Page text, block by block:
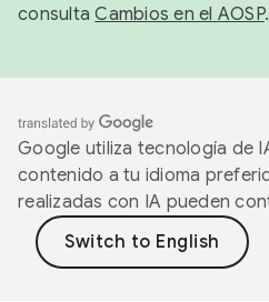
consultaCambios en el AOSP.
Google utiliza tecnología de
contenido a tu idioma
realizadas con IA pueden